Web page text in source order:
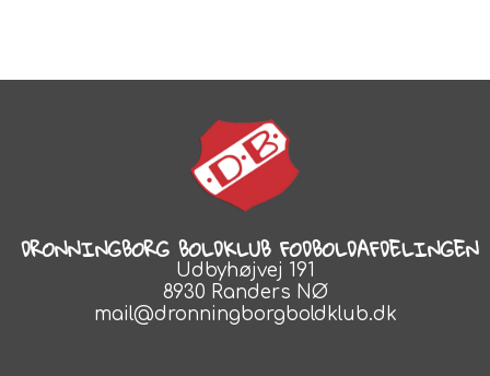
DRONNINGBORG BOLDKLUB FODBOLDAFDELINGEN
Udbyhøjvej 191
8930 Randers NØ
mail@dronningborgboldklub.dk